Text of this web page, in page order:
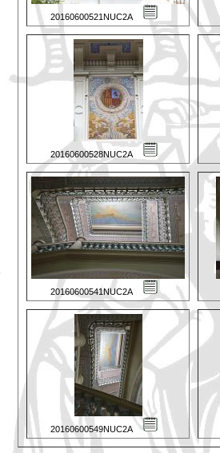
20160600521NUC2A
20160600528NUC2A
20160600541NUC2A
20160600549NUC2A